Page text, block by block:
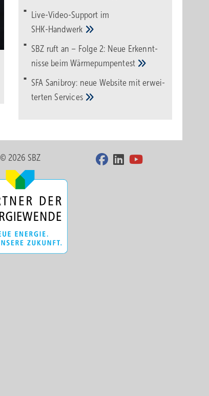
Live-Video-Support im
SHK-Handwerk
SBZ ruft an – Folge 2: Neue Erkennt­
nisse beimWärme­pumpen­test
SFA Sanibroy: neue Web­site mit erwei­
tertenServices
© 2026 SBZ